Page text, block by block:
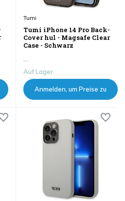
Tumi
Tumi iPhone 14 Pro Back-
Cover hul - Magsafe Clear
Case - Schwarz
Auf Lager
Anmelden, um Preise zu